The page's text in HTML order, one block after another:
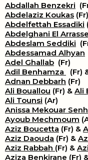
Abdallah Benzekri
Abdelaziz Koukas
Abdelfettah Essadiki
Abdelghani El Arrasse
Abdeslam Seddiki
Abdessamad Alhyan
Adel Ghallab (Fr)
Adil Benhamza
(Fr)
Adnan Debbarh (Fr)
Ali Bouallou (Fr) & Ali
Ali Tounsi (Ar)
Anissa Mekouar
Ayoub Mechmoum
Aziz Boucetta (Fr) &
Aziz Daouda (Fr) &
Aziz Rabbah (Fr) &
Aziza Benkirane (Fr)